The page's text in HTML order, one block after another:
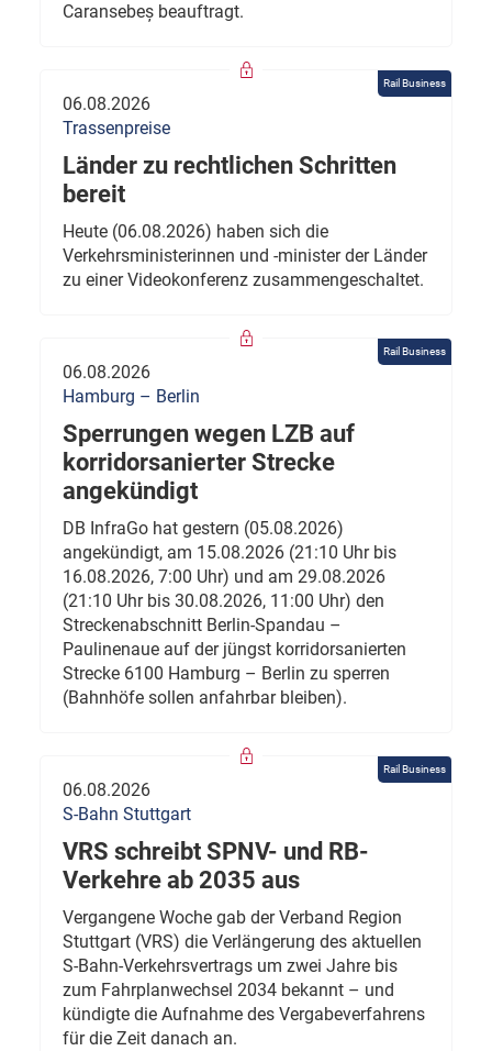
Caransebeș beauftragt.
Rail Business
06.08.2026
Trassenpreise
Länder zu rechtlichen Schritten
bereit
Heute (06.08.2026) haben sich die
Verkehrsministerinnen und -minister der Länder
zu einer Videokonferenz zusammengeschaltet.
Rail Business
06.08.2026
Hamburg – Berlin
Sperrungen wegen LZB auf
korridorsanierter Strecke
angekündigt
DB InfraGo hat gestern (05.08.2026)
angekündigt, am 15.08.2026 (21:10 Uhr bis
16.08.2026, 7:00 Uhr) und am 29.08.2026
(21:10 Uhr bis 30.08.2026, 11:00 Uhr) den
Streckenabschnitt Berlin-Spandau –
Paulinenaue auf der jüngst korridorsanierten
Strecke 6100 Hamburg – Berlin zu sperren
(Bahnhöfe sollen anfahrbar bleiben).
Rail Business
06.08.2026
S-Bahn Stuttgart
VRS schreibt SPNV- und RB-
Verkehre ab 2035 aus
Vergangene Woche gab der Verband Region
Stuttgart (VRS) die Verlängerung des aktuellen
S-Bahn-Verkehrsvertrags um zwei Jahre bis
zum Fahrplanwechsel 2034 bekannt – und
kündigte die Aufnahme des Vergabeverfahrens
für die Zeit danach an.